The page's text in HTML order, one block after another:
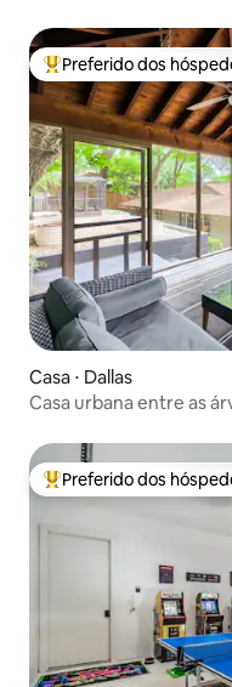
Entre os melhores
Preferido dos
Casa ⋅ Dallas
Casa urbana entre as
Entre os melhores
Preferido dos